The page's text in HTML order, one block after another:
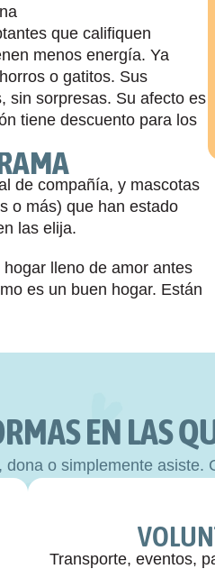
que califiquen
menos energía. Ya
o gatitos. Sus
sin sorpresas. Su afecto es
tiene descuento para los
de compañía, y mascotas
o más) que han estado
las elija.
lleno de amor antes
es un buen hogar. Están
EN LAS
dona o simplemente asiste.
Transporte, eventos,